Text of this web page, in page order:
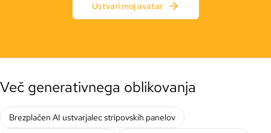
Ustvari moj avatar
Več generativnega oblikovanja
Brezplačen AI ustvarjalec stripovskih panelov